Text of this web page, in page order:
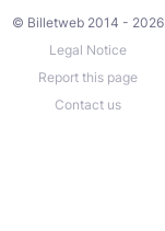
© Billetweb 2014 - 2026
Legal Notice
Report this page
Contact us